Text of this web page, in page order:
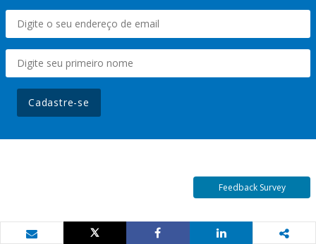
Cadastre-se
Feedback Survey